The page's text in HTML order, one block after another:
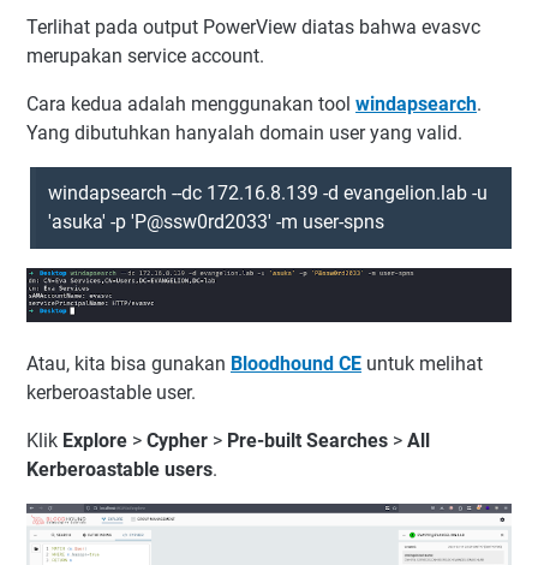
Terlihat pada output PowerView diatas bahwa evasvc
merupakan service account.
Cara kedua adalah menggunakan tool windapsearch.
Yang dibutuhkan hanyalah domain user yang valid.
windapsearch --dc 172.16.8.139 -d evangelion.lab -u
'asuka' -p 'P@ssw0rd2033' -m user-spns
Atau, kita bisa gunakan Bloodhound CE untuk melihat
kerberoastable user.
Klik Explore > Cypher > Pre-built Searches > All
Kerberoastable users.